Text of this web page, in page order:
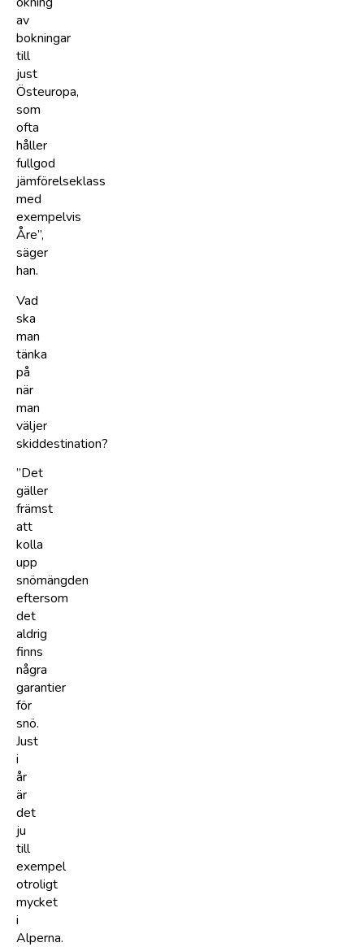
av
bokningar
till
just
Östeuropa,
som
ofta
håller
fullgod
jämförelseklass
med
exempelvis
Åre”,
säger
han.
Vad
ska
man
tänka
på
när
man
väljer
skiddestination?
”Det
gäller
främst
att
kolla
upp
snömängden
eftersom
det
aldrig
finns
några
garantier
för
snö.
Just
i
år
är
det
ju
till
exempel
otroligt
mycket
i
Alperna.